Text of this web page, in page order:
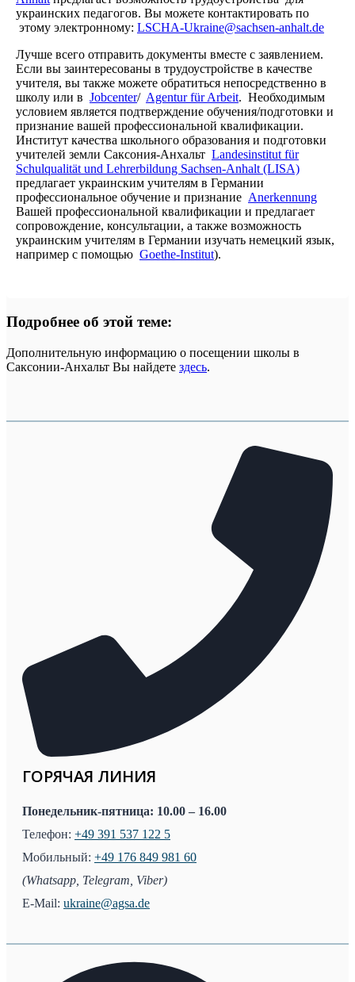
украинских педагогов. Вы можете контактировать по
этому электронному: LSCHA-Ukraine@sachsen-anhalt.de
Лучше всего отправить документы вместе с заявлением.
Если вы заинтересованы в трудоустройстве в качестве
учителя, вы также можете обратиться непосредственно в
школу или в Jobcenter/ Agentur für Arbeit. Необходимым
условием является подтверждение обучения/подготовки и
признание вашей профессиональной квалификации.
Институт качества школьного образования и подготовки
учителей земли Саксония-Анхальт Landesinstitut für
Schulqualität und Lehrerbildung Sachsen-Anhalt (LISA)
предлагает украинским учителям в Германии
профессиональное обучение и признание Anerkennung
Вашей профессиональной квалификации и предлагает
сопровождение, консультации, а также возможность
украинским учителям в Германии изучать немецкий язык,
например с помощью Goethe-Institut).
Подробнее об этой теме:
Дополнительную информацию о посещении школы в
Саксонии-Анхальт Вы найдете здесь.
ГОРЯЧАЯ ЛИНИЯ
Понедельник-пятница: 10.00 – 16.00
Телефон: +49 391 537 122 5
Мобильный: +49 176 849 981 60
(Whatsapp, Telegram, Viber)
E-Mail: ukraine@agsa.de